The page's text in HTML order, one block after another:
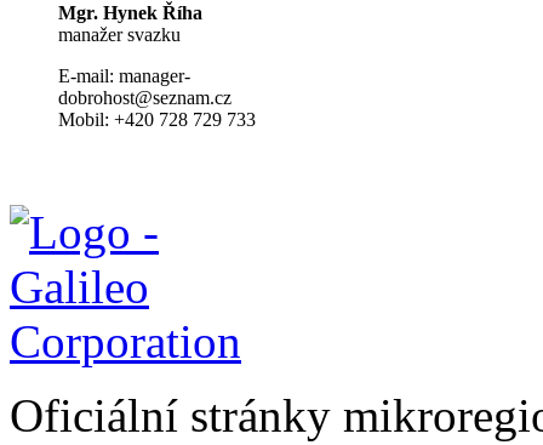
Mgr. Hynek Říha
manažer svazku
E-mail: manager-
dobrohost@seznam.cz
Mobil: +420 728 729 733
Oficiální stránky